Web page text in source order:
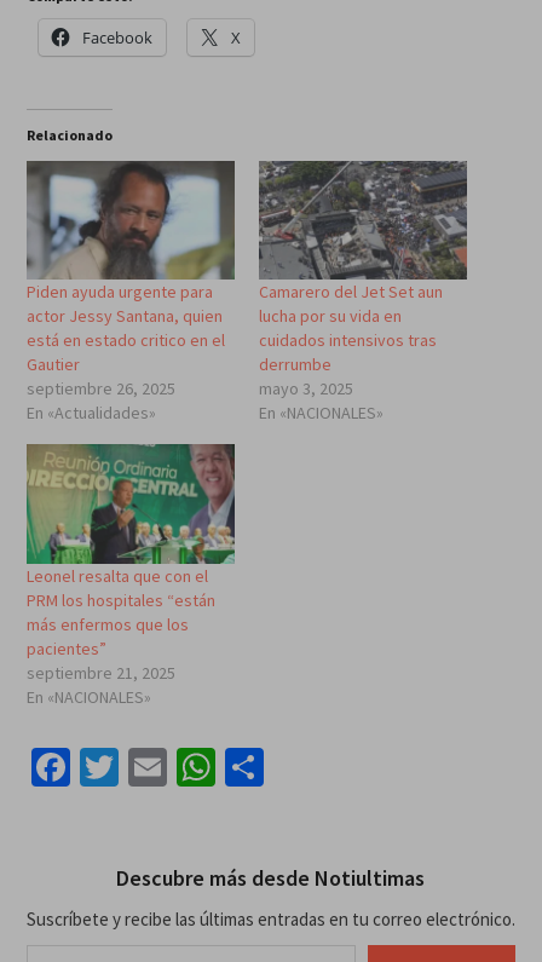
Facebook X
Relacionado
Piden ayuda urgente para
actor Jessy Santana, quien
está en estado critico en el
Gautier
septiembre 26, 2025
En «Actualidades»
Camarero del Jet Set aun
lucha por su vida en
cuidados intensivos tras
derrumbe
mayo 3, 2025
En «NACIONALES»
Leonel resalta que con el
PRM los hospitales “están
más enfermos que los
pacientes”
septiembre 21, 2025
En «NACIONALES»
Facebook
Twitter
EmailWhatsApp
Compartir
Descubre más desde Notiultimas
Suscríbete y recibe las últimas entradas en tu correo electrónico.